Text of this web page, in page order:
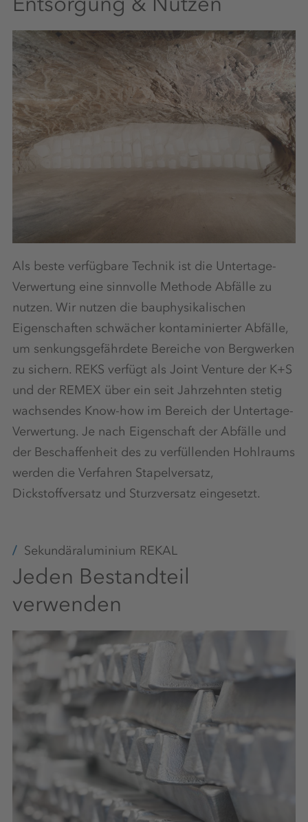
Als beste verfügbare Technik ist die Untertage-
Verwertung eine sinnvolle Methode Abfälle zu
nutzen. Wir nutzen die bauphysikalischen
Eigenschaften schwächer kontaminierter Abfälle,
um senkungsgefährdete Bereiche von Bergwerken
zu sichern. REKS verfügt als Joint Venture der K+S
und der REMEX über ein seit Jahrzehnten stetig
wachsendes Know-how im Bereich der Untertage-
Verwertung. Je nach Eigenschaft der Abfälle und
der Beschaffenheit des zu verfüllenden Hohlraums
werden die Verfahren Stapelversatz,
Dickstoffversatz und Sturzversatz eingesetzt.
Sekundäraluminium REKAL
Jeden Bestandteil
verwenden